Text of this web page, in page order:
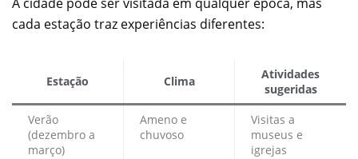
cada estação traz experiências diferentes:
Estação Clima
Atividades
sugeridas
Verão
(dezembro a
março)
Ameno e
chuvoso
Visitas a
museus e
igrejas